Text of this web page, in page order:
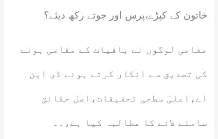
خاتون کے کپڑے،پرس اور جوتے رکھ دیئے؟
مقامی لوگوں نے باقیات کے مقامی ہونے
کی تصدیق سے انکار کرتے ہوئے ڈی این
اے،اعلیٰ سطحی تحقیقات،اصل حقائق
سامنے لانے کا مطالبہ کیا ہے،۔۔